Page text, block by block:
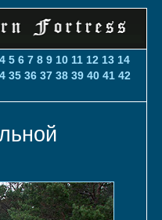
4 5 6 7 8 9 10 11 12 13 14
35 36 37 38 39 40 41 42